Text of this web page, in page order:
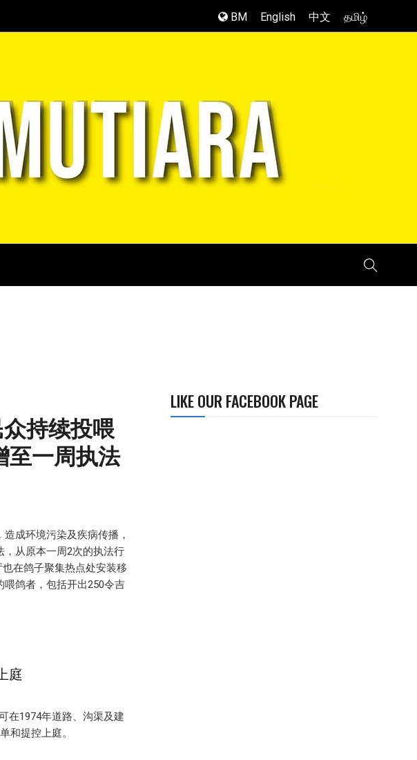
BM English 中文 தமிழ்
持续投喂
至一周执法
成环境污染及疾病传播，
从原本一周2次的执法行
在鸽子聚集热点处安装移
鸽者，包括开出250令吉
庭
在1974年道路、沟渠及建
和提控上庭。
LIKE OUR FACEBOOK PAGE